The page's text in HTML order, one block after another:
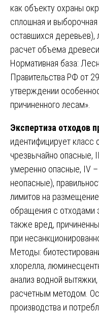
как объекту охраны
сплошная и
оставшихся деревьев),
расчет объема
Нормативная база:
Правительства РФ от
утверждении
причиненного лесам».
Экспертиза отходов
идентифицирует класс
чрезвычайно опасные,
умеренно опасные, IV
неопасные),
лимитов на
обращения с отходами
также вред,
при
Методы:
хлорелла,
анализ водной
расчетным методом.
производства и